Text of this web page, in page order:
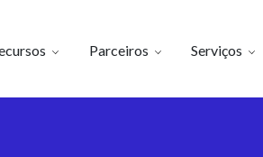
Parceiros Serviços